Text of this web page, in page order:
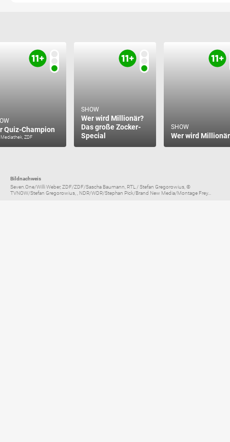
Quiz-Champion
Mediathek, ZDF
SHOW
Wer wird Millionär?
Das große Zocker-
Special
SHOW
Wer wird
Bildnachweis
Seven.One/Willi Weber, ZDF/ZDF/Sascha Baumann, RTL / Stefan Gregorowius, ©
TVNOW/Stefan Gregorowius, , NDR/WDR/Stephan Pick/Brand New Media/Montage Frey...